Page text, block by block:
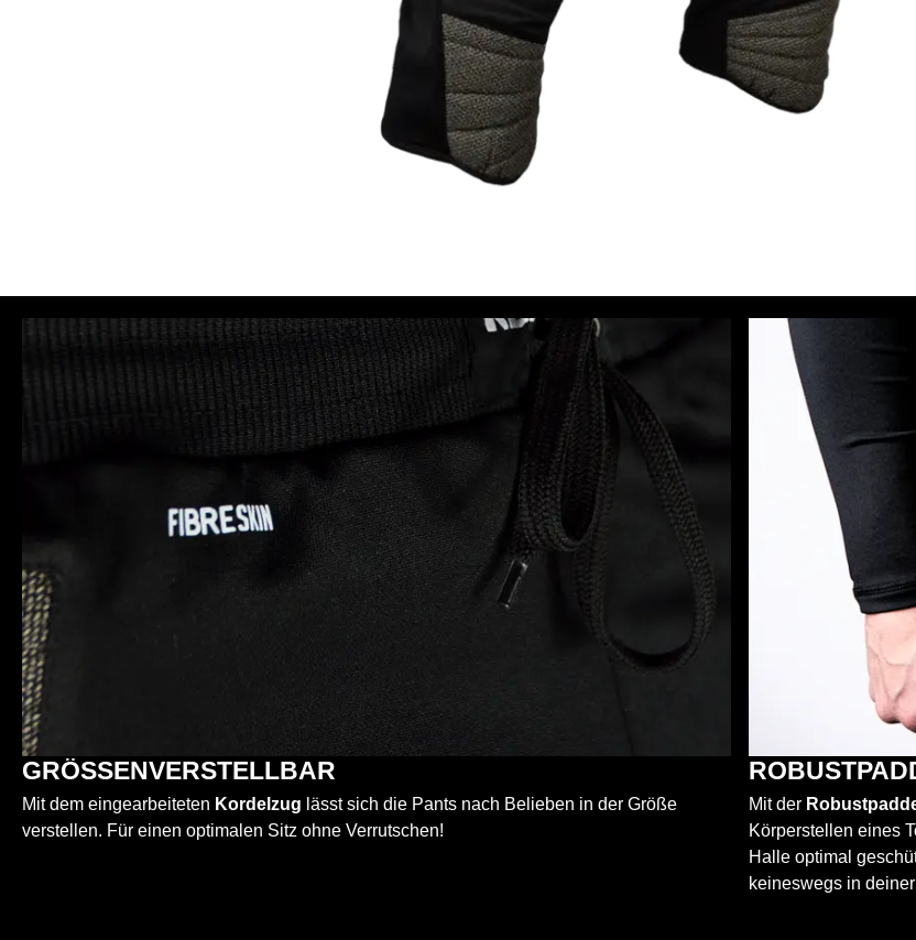
GRÖSSENVERSTELLBAR
Mit dem eingearbeiteten Kordelzug lässt sich die Pants nach Belieben in der Größe
verstellen. Für einen optimalen Sitz ohne Verrutschen!
Mit der
Körperstellen eines
Halle optimal
keineswegs in